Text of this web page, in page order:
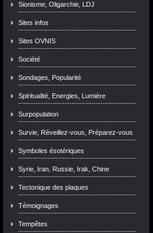
Sionisme, Oligarchie, LDJ
Sites infos
Sites OVNIS
Société
Sondages, Popularité
Spiritualité, Energies, Lumière
Surpopulation
Survie, Réveillez-vous, Préparez-vous
Symboles ésotériques
Syrie, Iran, Russie, Irak, Chine
Tectonique des plaques
Témoignages
Tempêtes